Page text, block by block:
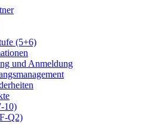
(5+6)
und Anmeldung
10)
Q2)